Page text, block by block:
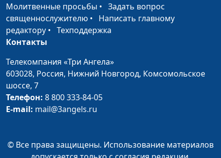
(осень)
священнослужитель
Что дает мне Бог?
(лето)
Что дает мне Бог?
(зима)
Алексей Дедов,
священнослужитель
Что дает мне Бог?
(весна)
Молитвенные просьбы • Задать вопрос
священнослужителю • Написать главному
редактору • Техподдержка
Контакты
Телекомпания «Три Ангела»
603028, Россия, Нижний Новгород, Комсомольское
шоссе, 7
Телефон: 8 800 333-84-05
E-mail: mail@3angels.ru
© Все права защищены. Использование материалов